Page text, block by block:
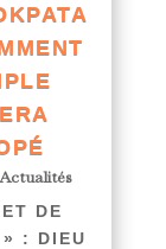
DE
» : DIEU